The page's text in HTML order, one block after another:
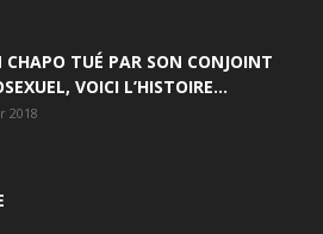
TUÉ PAR SON CONJOINT
VOICI L’HISTOIRE…
2018